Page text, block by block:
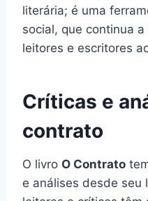
literária; é uma
social, que continua
leitores e escritores
Críticas e
contrato
O livro O Contrato
e análises desde seu